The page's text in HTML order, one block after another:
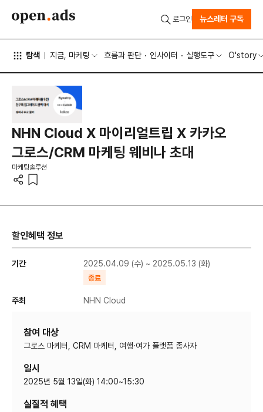
탐색 지금, 마케팅 흐름과 판단 인사이터 실행도구 O'story
로그인 뉴스레터 구독
NHN Cloud X 마이리얼트립 X 카카오
그로스/CRM 마케팅 웨비나 초대
마케팅솔루션
할인혜택 정보
기간 2025.04.09 (수) ~ 2025.05.13 (화)
종료
주최 NHN Cloud
참여 대상
그로스 마케터, CRM 마케터, 여행·여가 플랫폼 종사자
일시
2025년 5월 13일(화) 14:00~15:30
실질적 혜택